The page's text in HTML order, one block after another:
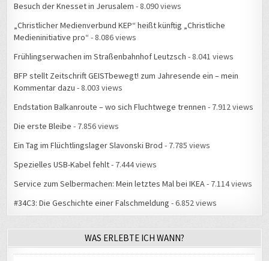
Besuch der Knesset in Jerusalem - 8.090 views
„Christlicher Medienverbund KEP“ heißt künftig „Christliche
Medieninitiative pro“ - 8.086 views
Frühlingserwachen im Straßenbahnhof Leutzsch - 8.041 views
BFP stellt Zeitschrift GEISTbewegt! zum Jahresende ein – mein
Kommentar dazu - 8.003 views
Endstation Balkanroute – wo sich Fluchtwege trennen - 7.912 views
Die erste Bleibe - 7.856 views
Ein Tag im Flüchtlingslager Slavonski Brod - 7.785 views
Spezielles USB-Kabel fehlt- 7.444 views
Service zum Selbermachen: Mein letztes Mal bei IKEA- 7.114 views
#34C3: Die Geschichte einer Falschmeldung - 6.852 views
WAS ERLEBTE ICH WANN?